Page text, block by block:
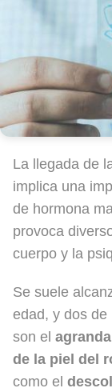
La llegada de
implica una
de hormona
provoca
cuerpo y la
Se suele
edad, y dos de
son el
de la piel del
como el